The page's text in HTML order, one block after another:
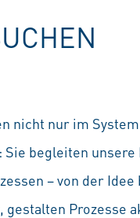
nicht nur im
begleiten unsere
– von der
gestalten Prozesse